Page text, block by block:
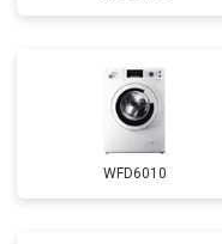
Замена УБЛ
Замена приводного ремня
WFD6010